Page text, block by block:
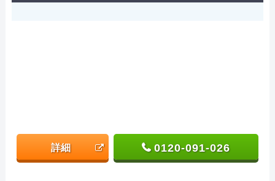
詳細 0120-091-026